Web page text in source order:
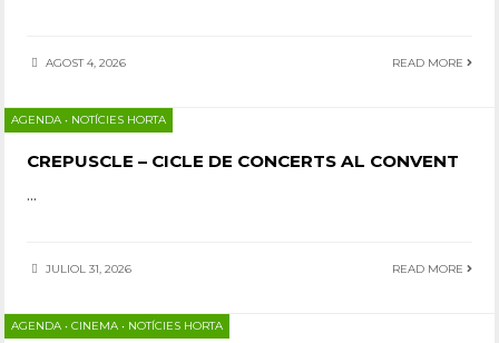
AGOST 4, 2026 READ MORE
AGENDA • NOTÍCIES HORTA
CREPUSCLE – CICLE DE CONCERTS AL CONVENT
...
JULIOL 31, 2026 READ MORE
AGENDA • CINEMA • NOTÍCIES HORTA